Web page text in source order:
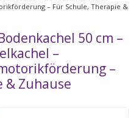
– Für Schule, Therapie &
50 cm –
–
–
& Zuhause